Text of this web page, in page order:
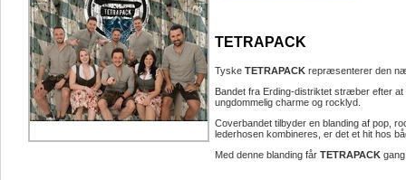
TETRAPACK
Tyske TETRAPACK repræsenterer den
Bandet fra Erding-distriktet stræber efter
ungdommelig charme og rocklyd.
Coverbandet tilbyder en blanding af pop,
lederhosen kombineres, er det et hit hos
Med denne blanding får TETRAPACK